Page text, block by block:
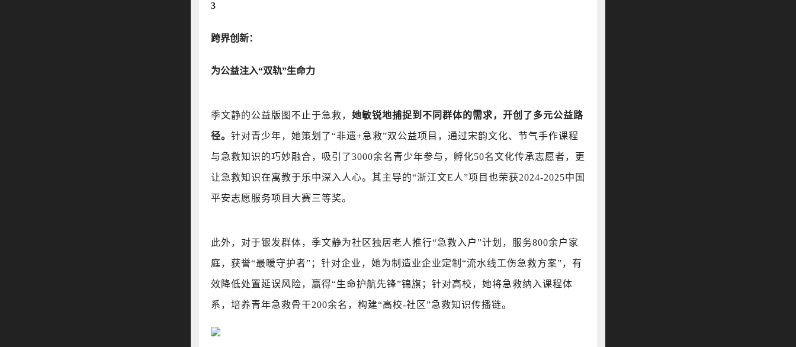
3
跨界创新：
为公益注入“双轨”生命力
季文静的公益版图不止于急救， 她敏锐地捕捉到不同群体的需求，开创了多元公益路
径。 针对青少年，她策划了“非遗+急救”双公益项目，通过宋韵文化、节气手作课程
与急救知识的巧妙融合，吸引了3000余名青少年参与，孵化50名文化传承志愿者，更
让急救知识在寓教于乐中深入人心。其主导的“浙江文E人”项目也荣获2024-2025中国
平安志愿服务项目大赛三等奖。
此外，对于银发群体，季文静为社区独居老人推行“急救入户”计划，服务800余户家
庭，获誉“最暖守护者”；针对企业，她为制造业企业定制“流水线工伤急救方案”，有
效降低处置延误风险，赢得“生命护航先锋”锦旗；针对高校，她将急救纳入课程体
系，培养青年急救骨干200余名，构建“高校-社区”急救知识传播链。